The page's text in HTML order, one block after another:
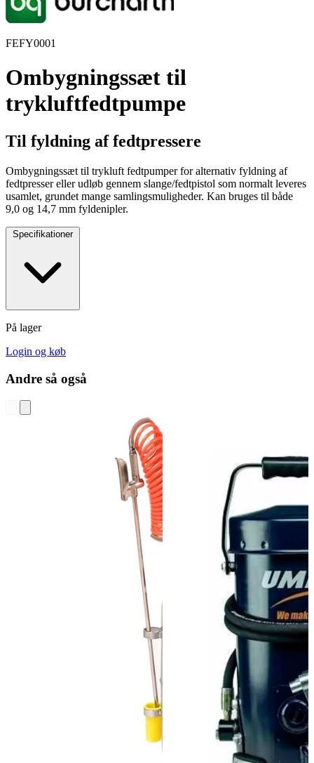
FEFY0001
Ombygningssæt til
trykluftfedtpumpe
Til fyldning af fedtpressere
Ombygningssæt til trykluft fedtpumper for alternativ fyldning af
fedtpresser eller udløb gennem slange/fedtpistol som normalt leveres
usamlet, grundet mange samlingsmuligheder. Kan bruges til både
9,0 og 14,7 mm fyldenipler.
Specifikationer
På lager
Login og køb
Andre så også